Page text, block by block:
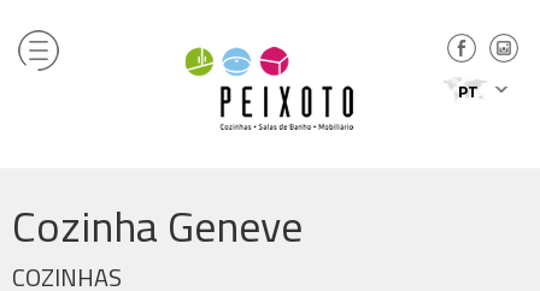
PT
Cozinha Geneve
COZINHAS